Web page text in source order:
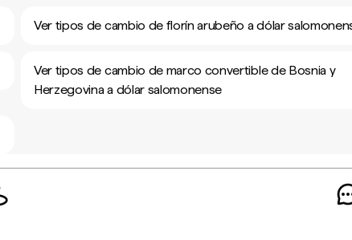
Ver tipos de cambio de florín arubeño a dólar
Ver tipos de cambio de marco convertible de Bosnia y
Herzegovina a dólar salomonense